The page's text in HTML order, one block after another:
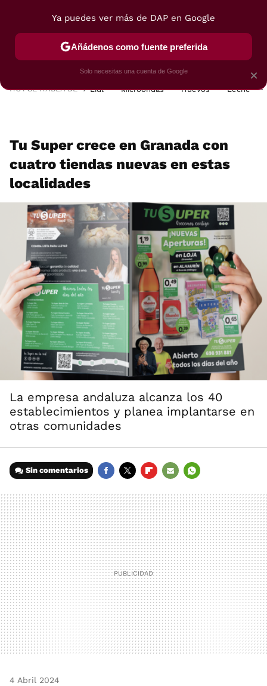
POSTRES VIAJES SELECCIÓN VEGUI
HOY SE HABLA DE Lidl Microondas Huevos Leche
Tu Super crece en Granada con
cuatro tiendas nuevas en estas
localidades
La empresa andaluza alcanza los 40
establecimientos y planea implantarse en
otras comunidades
Sin comentarios
MAIL
4 Abril 2024
×
Ya puedes ver más de DAP en Google
Añádenos como fuente preferida
Solo necesitas una cuenta de Google